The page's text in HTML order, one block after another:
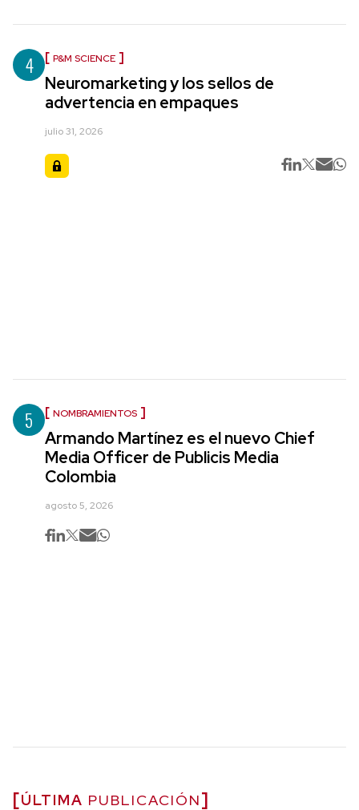
4 P&M SCIENCE
Neuromarketing y los sellos de
advertencia en empaques
julio 31, 2026
5 NOMBRAMIENTOS
Armando Martínez es el nuevo Chief
Media Officer de Publicis Media
Colombia
agosto 5, 2026
ÚLTIMA PUBLICACIÓN